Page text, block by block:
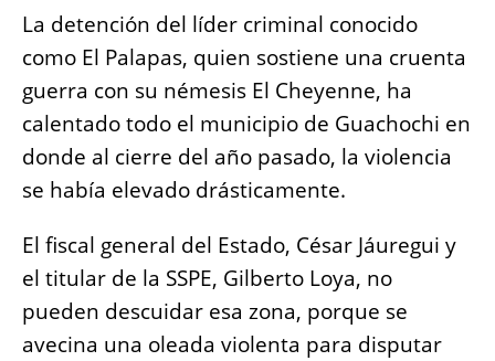
La detención del líder criminal conocido
como El Palapas, quien sostiene una cruenta
guerra con su némesis El Cheyenne, ha
calentado todo el municipio de Guachochi en
donde al cierre del año pasado, la violencia
se había elevado drásticamente.
El fiscal general del Estado, César Jáuregui y
el titular de la SSPE, Gilberto Loya, no
pueden descuidar esa zona, porque se
avecina una oleada violenta para disputar